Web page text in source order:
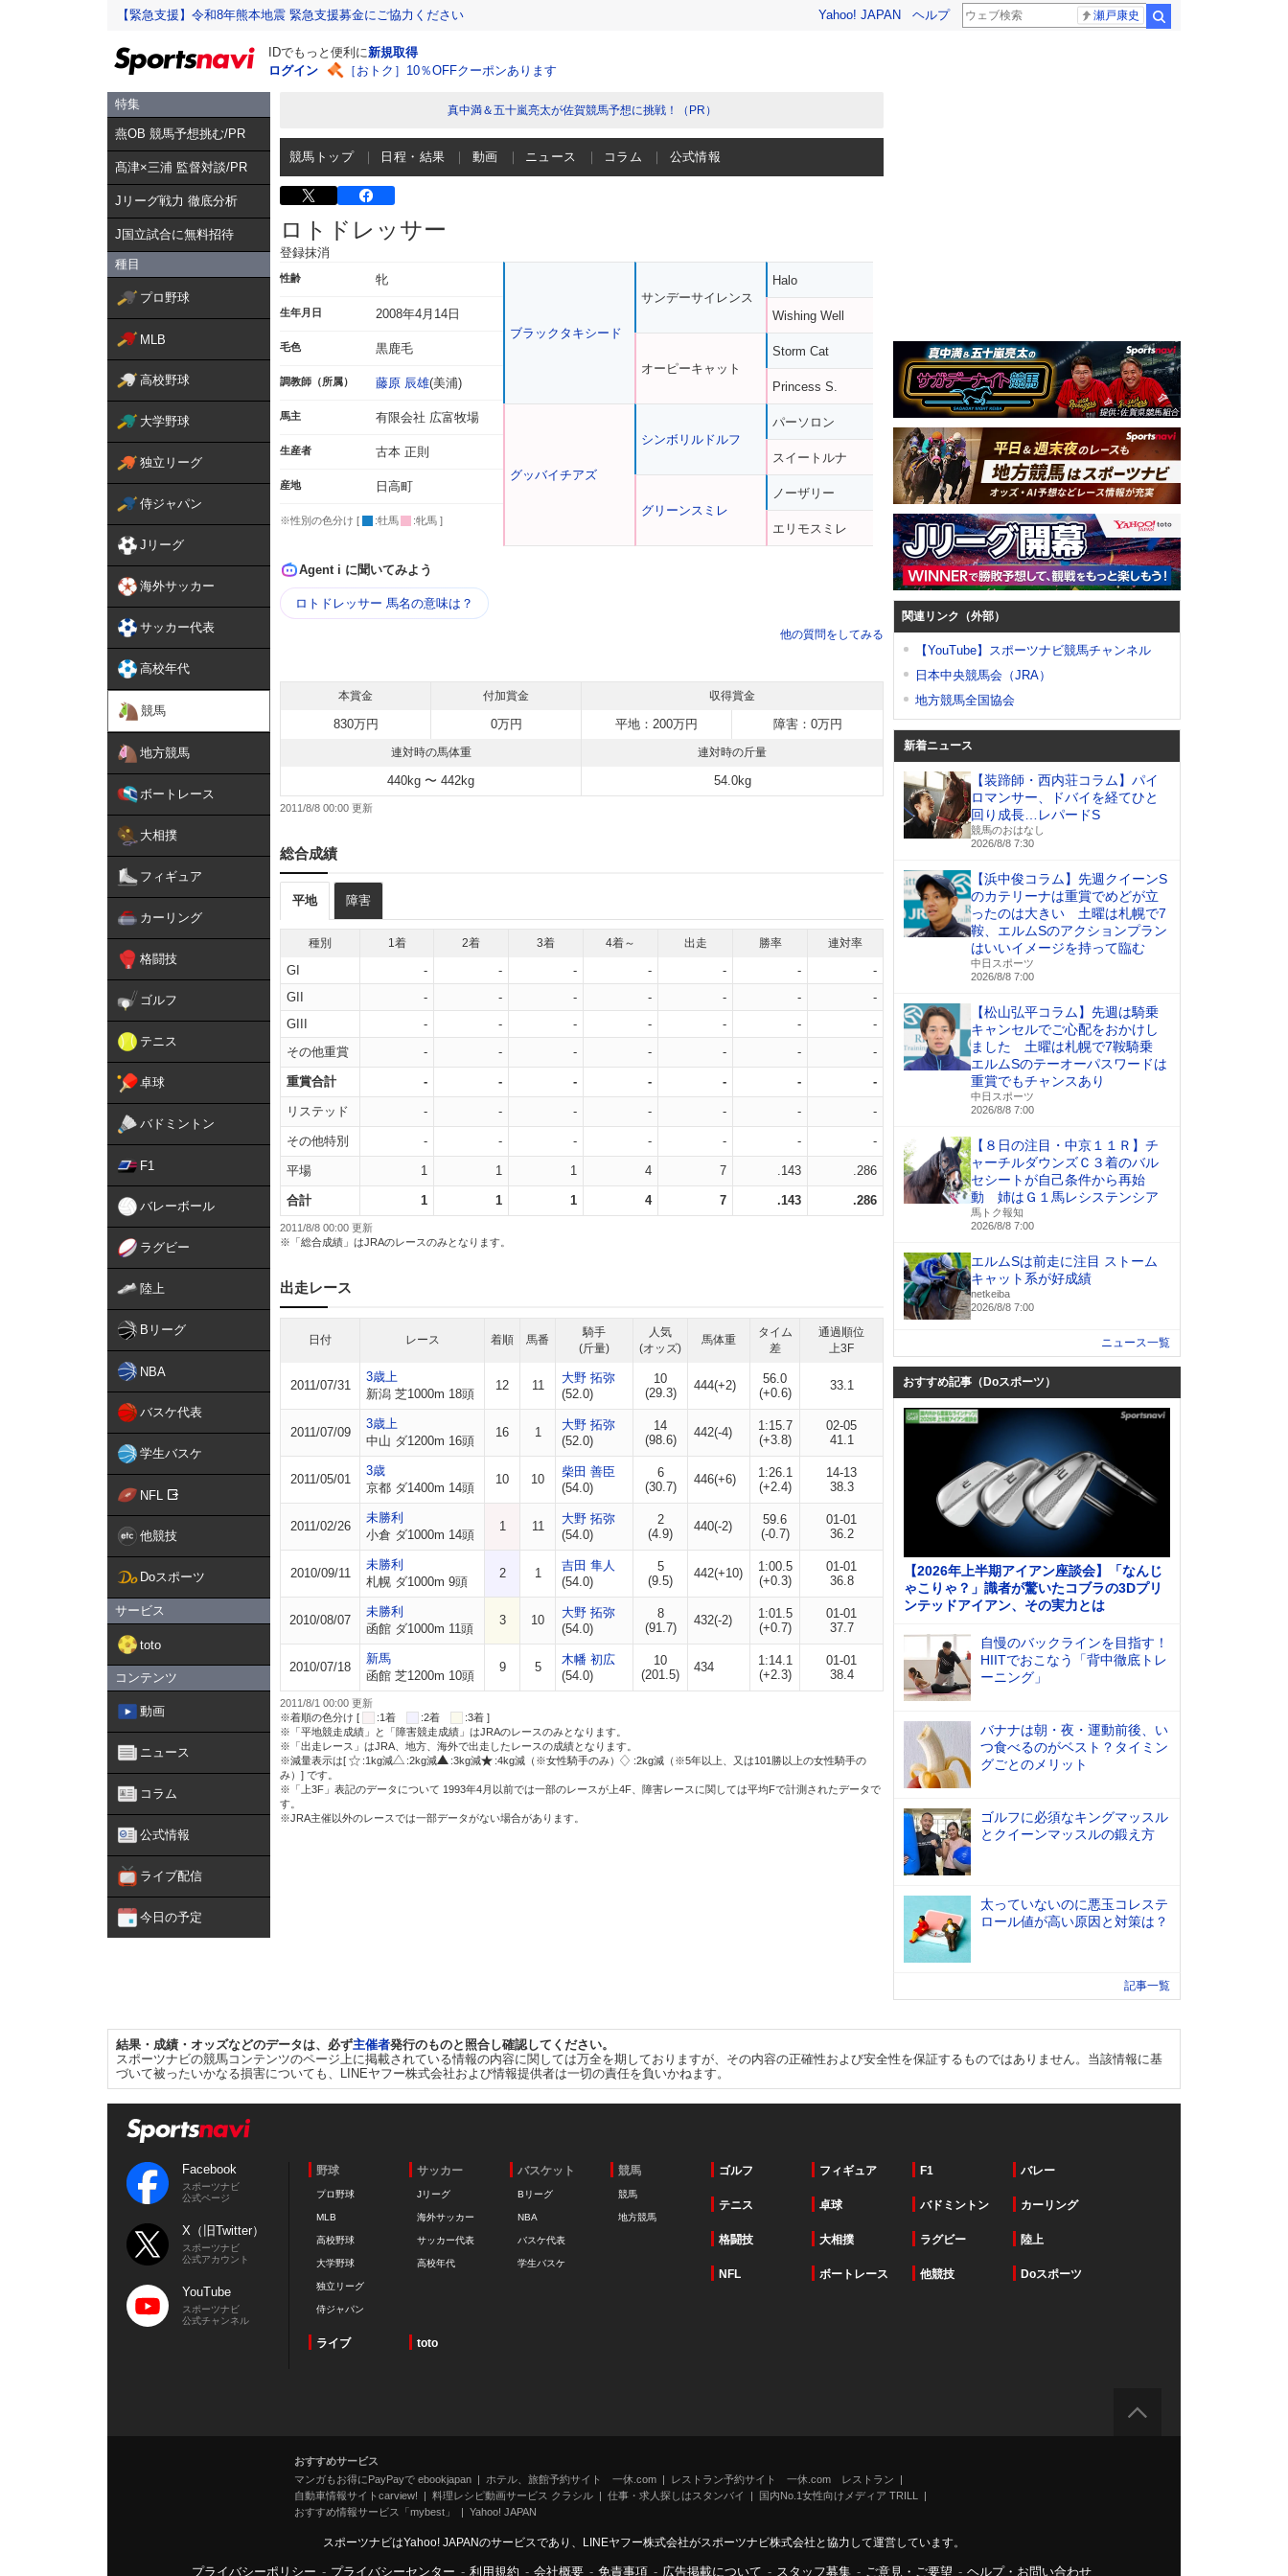
【緊急支援】令和8年熊本地震 緊急支援募金にご協力ください Yahoo! JAPAN ヘルプ 瀬戸康史
IDでもっと便利に新規取得
ログイン
［おトク］10％OFFクーポンあります
特集
燕OB 競馬予想挑む/PR
髙津×三浦 監督対談/PR
Jリーグ戦力 徹底分析
J国立試合に無料招待
種目
プロ野球
MLB
高校野球
大学野球
独立リーグ
侍ジャパン
Jリーグ
海外サッカー
サッカー代表
高校年代
競馬
地方競馬
ボートレース
大相撲
フィギュア
カーリング
格闘技
ゴルフ
テニス
卓球
バドミントン
F1
バレーボール
ラグビー
陸上
Bリーグ
NBA
バスケ代表
学生バスケ
NFL
他競技
Doスポーツ
サービス
toto
コンテンツ
動画
ニュース
コラム
公式情報
ライブ配信
今日の予定
真中満＆五十嵐亮太が佐賀競馬予想に挑戦！（PR）
競馬トップ 日程・結果 動画 ニュース コラム 公式情報
ロトドレッサー
登録抹消
性齢 牝
生年月日 2008年4月14日
毛色 黒鹿毛
調教師（所属） 藤原 辰雄(美浦)
馬主 有限会社 広富牧場
生産者 古本 正則
産地 日高町
※性別の色分け [ :牡馬 :牝馬 ]
ブラックタキシード
グッバイチアズ
サンデーサイレンス
オーピーキャット
シンボリルドルフ
グリーンスミレ
Halo
Wishing Well
Storm Cat
Princess S.
パーソロン
スイートルナ
ノーザリー
エリモスミレ
Agent i に聞いてみよう
ロトドレッサー 馬名の意味は？
他の質問をしてみる
本賞金 付加賞金 収得賞金
830万円 0万円 平地：200万円 障害：0万円
連対時の馬体重 連対時の斤量
440kg 〜 442kg 54.0kg
2011/8/8 00:00
総合成績
平地 障害
種別 1着 2着 3着 4着～ 出走 勝率 連対率
GI - - - - - -
-
GII
- - - - - -
-
GIII
- - - - - -
-
その他重賞
- - - - - - -
重賞合計 - - - - - - -
リステッド - - - - - - -
その他特別 - - - - - - -
平場 1 1 1 4 7 .143 .286
合計 1 1 1 4 7 .143 .286
2011/8/8 00:00 更新
※「総合成績」はJRAのレースのみとなります。
出走レース
日付 レース 着順 馬番
騎手
(斤量)
人気
(オッズ)
馬体重
タイム
差
通過順位
上3F
2011/07/31
3歳上
新潟 芝1000m 18頭
12 11
大野 拓弥
(52.0)
10
(29.3)
444(+2)
56.0
(+0.6)
33.1
2011/07/09
3歳上
中山 ダ1200m 16頭
16 1
大野 拓弥
(52.0)
14
(98.6)
442(-4)
1:15.7
(+3.8)
02-05
41.1
2011/05/01
3歳
京都 ダ1400m 14頭
10 10
柴田 善臣
(54.0)
6
(30.7)
446(+6)
1:26.1
(+2.4)
14-13
38.3
2011/02/26
未勝利
小倉 ダ1000m 14頭
1 11
大野 拓弥
(54.0)
2
(4.9)
440(-2)
59.6
(-0.7)
01-01
36.2
2010/09/11
未勝利
札幌 ダ1000m 9頭
2 1
吉田 隼人
(54.0)
5
(9.5)
442(+10)
1:00.5
(+0.3)
01-01
36.8
2010/08/07
未勝利
函館 ダ1000m 11頭
3 10
大野 拓弥
(54.0)
8
(91.7)
432(-2)
1:01.5
(+0.7)
01-01
37.7
2010/07/18
新馬
函館 芝1200m 10頭
9 5
木幡 初広
(54.0)
10
(201.5)
434
1:14.1
(+2.3)
01-01
38.4
2011/8/1 00:00 更新
※着順の色分け [
:1着 :2着
:3着 ]
※「平地競走成績」と「障害競走成績」はJRAのレースのみとなります。
※「出走レース」はJRA、地方、海外で出走したレースの成績となります。
※減量表示は[
:1kg減 :2kg減 :3kg減 :4kg減（※女性騎手のみ）
:2kg減（※5年以上、又は101勝以上の女性騎手の
み）] です。
※「上3F」表記のデータについて 1993年4月以前では一部のレースが上4F、障害レースに関しては平均Fで計測されたデータで
す。
※JRA主催以外のレースでは一部データがない場合があります。
関連リンク（外部）
【YouTube】スポーツナビ競馬チャンネル
日本中央競馬会（JRA）
地方競馬全国協会
新着ニュース
【装蹄師・西内荘コラム】パイ
ロマンサー、ドバイを経てひと
回り成長…レパードS
競馬のおはなし
2026/8/8 7:30
【浜中俊コラム】先週クイーンS
のカテリーナは重賞でめどが立
ったのは大きい 土曜は札幌で7
鞍、エルムSのアクションプラン
はいいイメージを持って臨む
中日スポーツ
2026/8/8 7:00
【松山弘平コラム】先週は騎乗
キャンセルでご心配をおかけし
ました 土曜は札幌で7鞍騎乗
エルムSのテーオーパスワードは
重賞でもチャンスあり
中日スポーツ
2026/8/8 7:00
【８日の注目・中京１１Ｒ】チ
ャーチルダウンズＣ３着のバル
セシートが自己条件から再始
動 姉はＧ１馬レシステンシア
馬トク報知
2026/8/8 7:00
エルムSは前走に注目 ストーム
キャット系が好成績
netkeiba
2026/8/8 7:00
ニュース一覧
おすすめ記事（Doスポーツ）
【2026年上半期アイアン座談会】「なんじ
ゃこりゃ？」識者が驚いたコブラの3Dプリ
ンテッドアイアン、その実力とは
自慢のバックラインを目指す！
HIITでおこなう「背中徹底トレ
ーニング」
バナナは朝・夜・運動前後、い
つ食べるのがベスト？タイミン
グごとのメリット
ゴルフに必須なキングマッスル
とクイーンマッスルの鍛え方
太っていないのに悪玉コレステ
ロール値が高い原因と対策は？
記事一覧
結果・成績・オッズなどのデータは、必ず主催者発行のものと照合し確認してください。
スポーツナビの競馬コンテンツのページ上に掲載されている情報の内容に関しては万全を期しておりますが、その内容の正確性および安全性を保証するものではありません。当該情報に基
づいて被ったいかなる損害についても、LINEヤフー株式会社および情報提供者は一切の責任を負いかねます。
Facebook
スポーツナビ
公式ページ
X（旧Twitter）
スポーツナビ
公式アカウント
YouTube
スポーツナビ
公式チャンネル
野球
プロ野球
MLB
高校野球
大学野球
独立リーグ
侍ジャパン
サッカー
Jリーグ
海外サッカー
サッカー代表
高校年代
バスケット
Bリーグ
NBA
バスケ代表
学生バスケ
競馬
競馬
地方競馬
ゴルフ フィギュア F1 バレー
テニス 卓球 バドミントン カーリング
格闘技 大相撲 ラグビー 陸上
NFL ボートレース 他競技 Doスポーツ
ライブ toto
おすすめサービス
マンガもお得にPayPayで ebookjapan
ホテル、旅館予約サイト 一休.com
レストラン予約サイト 一休.com レストラン
自動車情報サイトcarview!
料理レシピ動画サービス クラシル 仕事・求人探しはスタンバイ
国内No.1女性向けメディア TRILL
おすすめ情報サービス「mybest」
Yahoo! JAPAN
スポーツナビはYahoo! JAPANのサービスであり、LINEヤフー株式会社がスポーツナビ株式会社と協力して運営しています。
プライバシーポリシー - プライバシーセンター - 利用規約 - 会社概要 - 免責事項 - 広告掲載について - スタッフ募集 - ご意見・ご要望 - ヘルプ・お問い合わせ